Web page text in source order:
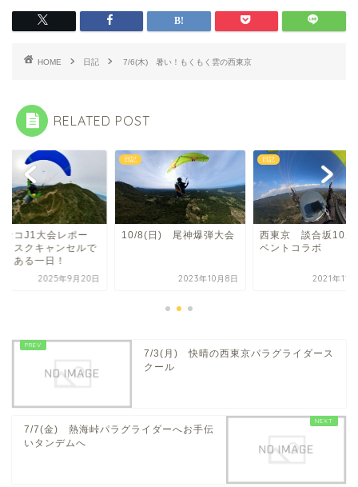
HOME 日記 7/6(木) 暑い！もくもく雲の西東京
RELATED POST
セコJ1大会レポー
タスクキャンセルで
りある一日！
2025年9月20日
日記
10/8(日) 尾神爆弾大会
2023年10月8日
日記
西東京 談合坂10周
ベントコラボ
2021年11
7/3(月) 快晴の西東京パラグライダース
クール
7/7(金) 熱海峠パラグライダーへお手伝
いタンデムへ